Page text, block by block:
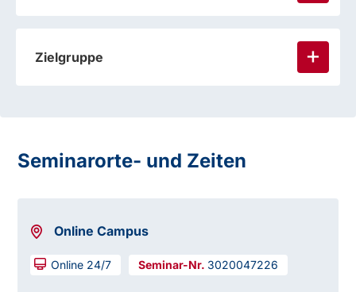
Zielgruppe
Seminarorte- und Zeiten
Online Campus
Online 24/7 3020047226